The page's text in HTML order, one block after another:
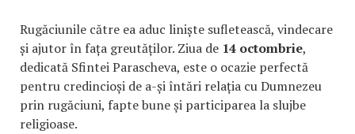
Rugăciunile către ea aduc liniște sufletească, vindecare
și ajutor în fața greutăților. Ziua de 14 octombrie,
dedicată Sfintei Parascheva, este o ocazie perfectă
pentru credincioși de a-și întări relația cu Dumnezeu
prin rugăciuni, fapte bune și participarea la slujbe
religioase.